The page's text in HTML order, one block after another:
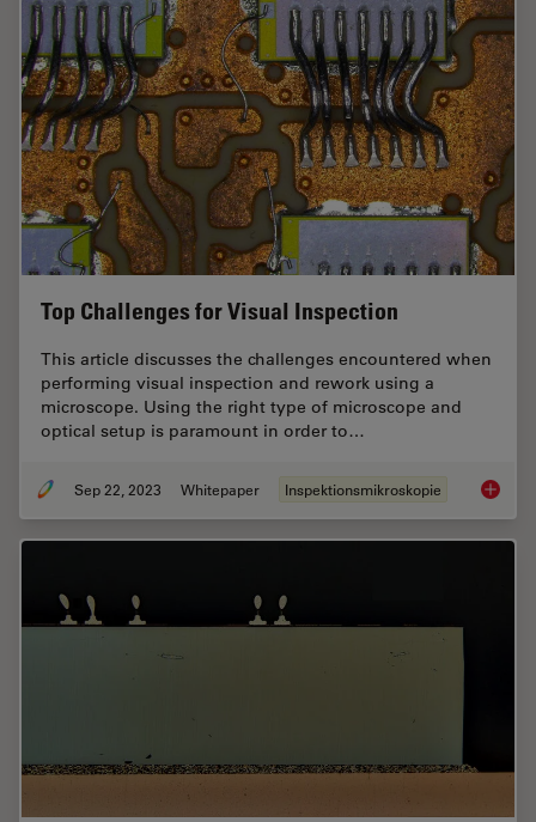
Top Challenges for Visual Inspection
This article discusses the challenges encountered when
performing visual inspection and rework using a
microscope. Using the right type of microscope and
optical setup is paramount in order to…
Sep 22, 2023 Whitepaper Inspektionsmikroskopie Top